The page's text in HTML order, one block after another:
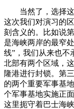
当然了，选择这
这次我们对演习的
刻含义的。比如说
是海峡两岸的最窄
线”，我们从来也不
北部有两个区域，
隆港进行封锁。第
的两个重要军事基
个军事基地实施正
这里扼守着巴士海